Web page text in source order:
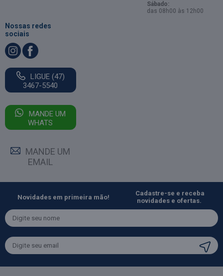
Sábado:
das 08h00 às 12h00
Nossas redes
sociais
LIGUE (47)
3467-5540
MANDE UM
WHATS
MANDE UM
EMAIL
Novidades em primeira mão!
Cadastre-se e receba
novidades e ofertas.